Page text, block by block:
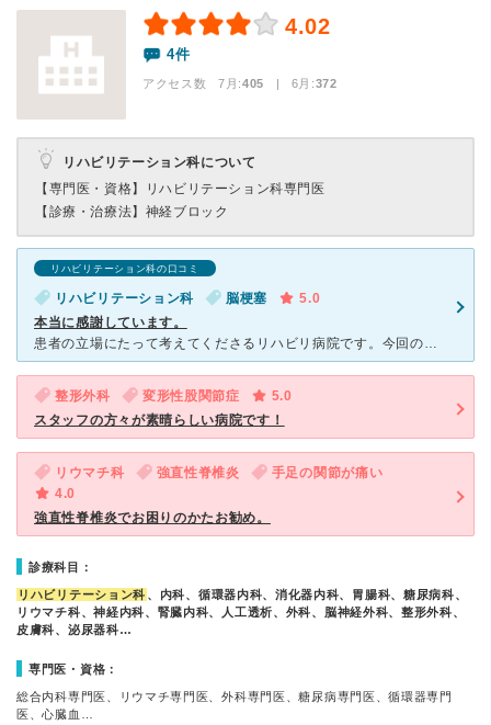
4.02
4件
アクセス数 7月:405 | 6月:372
リハビリテーション科について
【専門医・資格】
リハビリテーション科専門医
【診療・治療法】 神経ブロック
リハビリテーション科の口コミ
リハビリテーション科 脳梗塞
5.0
本当に感謝しています。
患者の立場にたって考えてくださるリハビリ病院です。今回のこと（母親の入院）でリハビリがどれだけ重要かを身に染みてわからせていただきました。 2019年8月に脳梗塞の母親がよその脳神経外科から
整形外科 変形性股関節症
5.0
スタッフの方々が素晴らしい病院です！
リウマチ科 強直性脊椎炎
手足の関節が痛い
4.0
強直性脊椎炎でお困りのかたお勧め。
診療科目：
リハビリテーション科 、内科、循環器内科、消化器内科、胃腸科、糖尿病科、
リウマチ科、神経内科、腎臓内科、人工透析、外科、脳神経外科、整形外科、
皮膚科、泌尿器科…
専門医・資格：
総合内科専門医、リウマチ専門医、外科専門医、糖尿病専門医、循環器専門
医、心臓血…